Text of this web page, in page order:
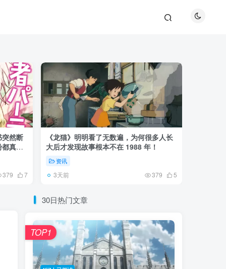
然断
真慌
379 7
《龙猫》明明看了无数遍，为何很多人长
大后才发现故事根本不在 1988 年！
资讯
3天前 379 5
30日热门文章
TOP1